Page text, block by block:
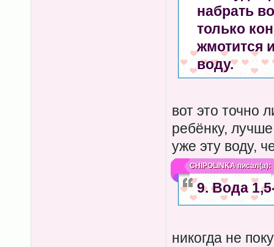
набрать
только
жмотится
воду.
вот это точно
ребёнку,
уже эту воду,
CHIPOLINKAписал(а):
9. Вода
никогда не